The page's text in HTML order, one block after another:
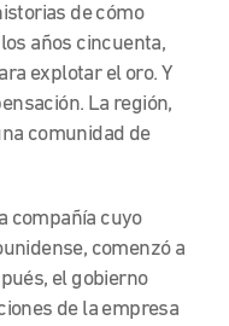
de cómo
años cincuenta,
explotar el oro. Y
La región,
comunidad de
compañía cuyo
comenzó a
el gobierno
de la empresa